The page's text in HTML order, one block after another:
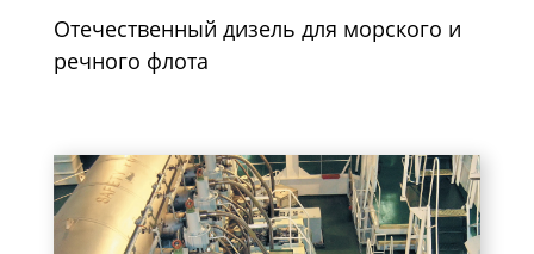
Отечественный дизель для морского и
речного флота